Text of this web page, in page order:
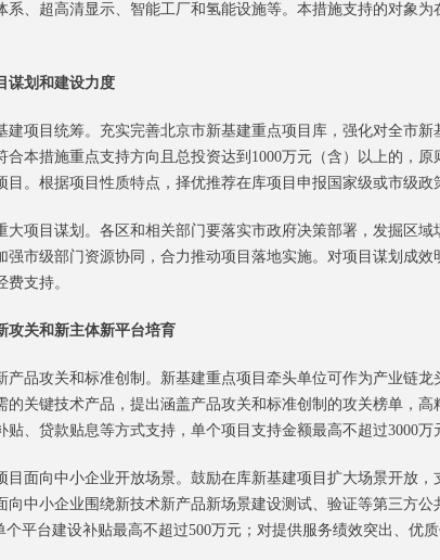
系、超高清显示、智能工厂和氢能设施等。本措施支持的对象
谋划和建设力度
目统筹。充实完善北京市新基建重点项目库，强化对全市新
合本措施重点支持方向且总投资达到1000万元（含）以上的，
。根据项目性质特点，择优推荐在库项目申报国家级或市级政
目谋划。各区和相关部门要落实市政府决策部署，发掘区域
强市级部门资源协同，合力推动项目落地实施。对项目谋划成
支持。
攻关和新主体新平台培育
攻关和标准创制。新基建重点项目牵头单位可作为产业链龙
的关键技术产品，提出涵盖产品攻关和标准创制的攻关榜单，
、贷款贴息等方式支持，单个项目支持金额最高不超过3000万
向中小企业开放场景。鼓励在库新基建项目扩大场景开放，
向中小企业围绕新技术新产品新场景建设测试、验证等第三方
平台建设补贴最高不超过500万元；对提供服务绩效突出、优